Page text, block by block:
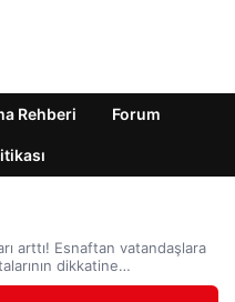
Rehberi Forum
arttı! Esnaftan vatandaşlara
dikkatine…